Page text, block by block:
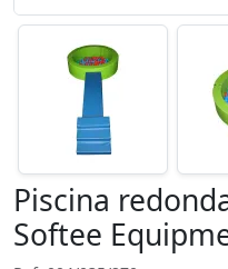
Piscina
Softee